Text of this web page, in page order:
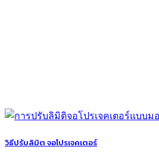
วิธีปรับลิมิต จอโปรเจคเตอร์